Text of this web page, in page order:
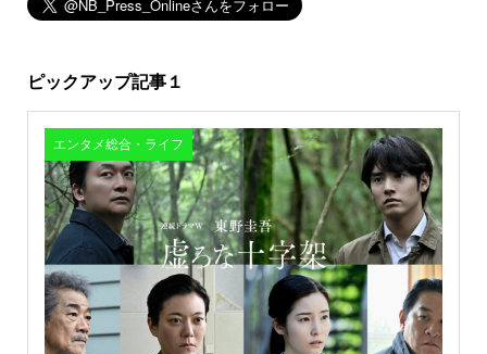
ピックアップ記事１
エンタメ総合・ライフ